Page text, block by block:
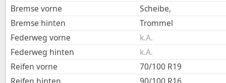
Bremse vorne
Scheibe,
Bremse hinten
Trommel
Federweg vorne
k.A.
Federweg hinten
k.A.
Reifen vorne
70/100 R19